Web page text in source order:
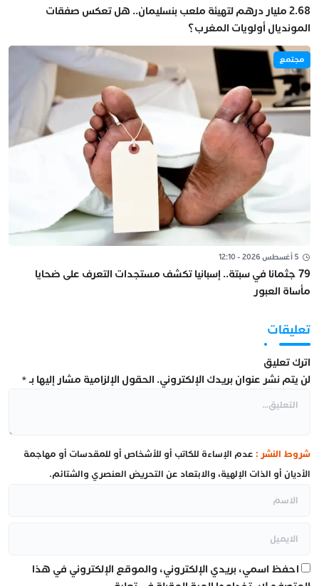
2.68 مليار درهم لتهيئة ملعب بنسليمان.. هل تعكس صفقات
المونديال أولويات المغرب؟
مجتمع
5 أغسطس 2026 - 12:10
79 جثمانا في سبتة.. إسبانيا تكشف مستجدات التعرف على ضحايا
مأساة العبور
تعليقات
اترك تعليق
لن يتم نشر عنوان بريدك الإلكتروني. الحقول الإلزامية مشار إليها بـ*
شروط النشر : عدم الإساءة للكاتب أو للأشخاص أو للمقدسات أو مهاجمة
الأديان أو الذات الإلهية، والابتعاد عن التحريض العنصري والشتائم.
احفظ اسمي، بريدي الإلكتروني، والموقع الإلكتروني في هذا